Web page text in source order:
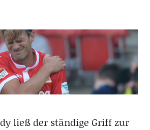
ließ der ständige Griff zur